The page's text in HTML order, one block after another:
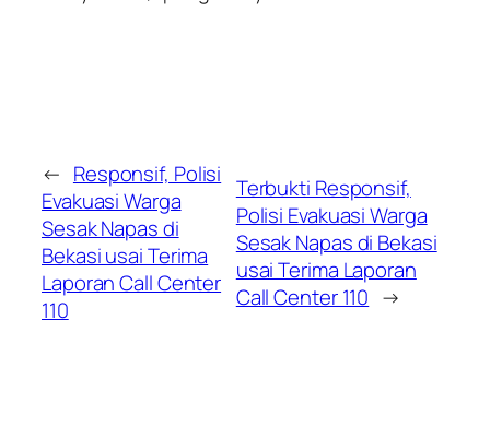
← Responsif, Polisi
Evakuasi Warga
Sesak Napas di
Bekasi usai Terima
Laporan Call Center
110
Terbukti Responsif,
Polisi Evakuasi Warga
Sesak Napas di Bekasi
usai Terima Laporan
Call Center 110 →